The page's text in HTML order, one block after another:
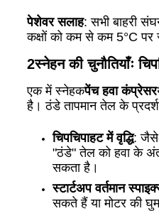
पेशेवर सलाह: सभी बाहरी
कक्षों को कम से कम 5°C पर
2स्नेहन की चुनौतियाँः
एक में स्नेहकपेंच हवा कंप्रेसर
है। ठंडे तापमान तेल के
चिपचिपाहट में वृद्धि: जैसे-
"ठंडे" तेल को हवा के
सकता है।
स्टार्टअप वर्तमान
सकते हैं या मोटर की